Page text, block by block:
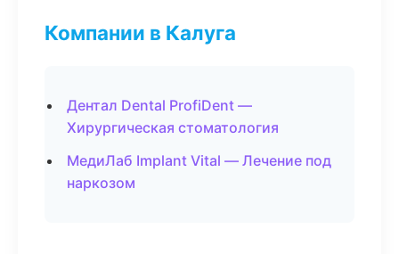
Компании в Калуга
Дентал Dental ProfiDent —
Хирургическая стоматология
МедиЛаб Implant Vital — Лечение под
наркозом